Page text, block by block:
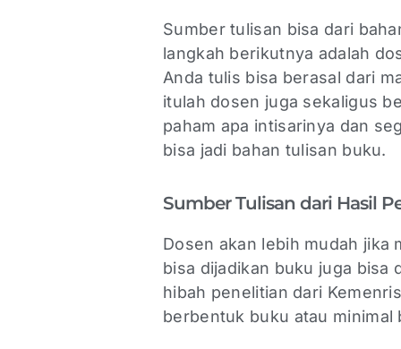
Sumber tulisan bisa dari
langkah berikutnya adalah
Anda tulis bisa berasal dari
itulah dosen juga sekaligus
paham apa intisarinya dan
bisa jadi bahan tulisan buku.
Sumber Tulisan dari Hasil
Dosen akan lebih mudah jika
bisa dijadikan buku juga bisa
hibah penelitian dari
berbentuk buku atau